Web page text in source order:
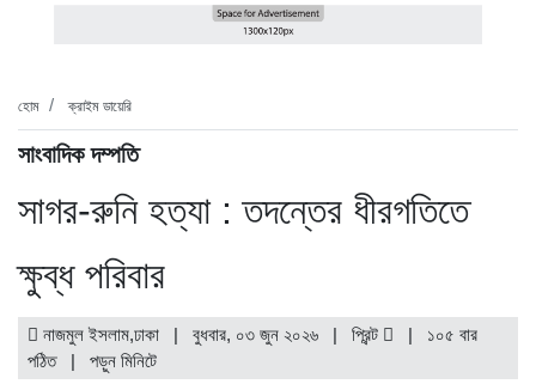
হবিগঞ্জ ছাত্রদল সভাপতিসহ ১১ জনের বিরুদ্ধে এনসিপির
রাজনৈতিক লড়াইয়ে জিততে হলে সাংস্কৃতিক লড়াইয়ে জিততে
হোম ক্রাইম ডায়েরি
সাংবাদিক দম্পতি
সাগর-রুনি হত্যা : তদন্তের ধীরগতিতে
ক্ষুব্ধ পরিবার
নাজমুল ইসলাম,ঢাকা | বুধবার, ০৩ জুন ২০২৬ | প্রিন্ট | ১০৫ বার
পঠিত
| পড়ুন মিনিটে